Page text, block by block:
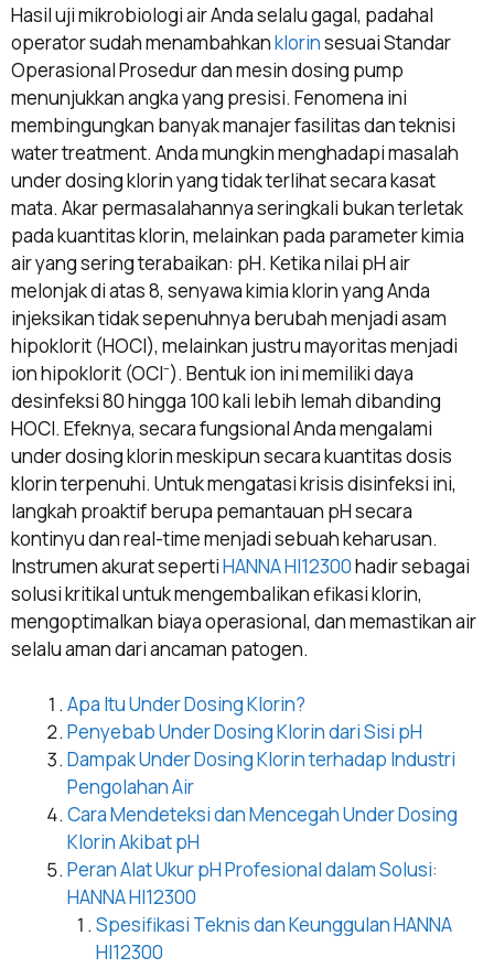
Hasil uji mikrobiologi air Anda selalu gagal, padahal
operator sudah menambahkanklorinsesuai Standar
Operasional Prosedur dan mesin dosing pump
menunjukkan angka yang presisi. Fenomena ini
membingungkan banyak manajer fasilitas dan teknisi
water treatment. Anda mungkin menghadapi masalah
under dosing klorin yang tidak terlihat secara kasat
mata. Akar permasalahannya seringkali bukan terletak
pada kuantitas klorin, melainkan pada parameter kimia
air yang sering terabaikan: pH. Ketika nilai pH air
melonjak di atas 8, senyawa kimia klorin yang Anda
injeksikan tidak sepenuhnya berubah menjadi asam
hipoklorit (HOCl), melainkan justru mayoritas menjadi
ion hipoklorit (OCl⁻). Bentuk ion ini memiliki daya
desinfeksi 80 hingga 100 kali lebih lemah dibanding
HOCl. Efeknya, secara fungsional Anda mengalami
under dosing klorin meskipun secara kuantitas dosis
klorin terpenuhi. Untuk mengatasi krisis disinfeksi ini,
langkah proaktif berupa pemantauan pH secara
kontinyu dan real-time menjadi sebuah keharusan.
Instrumen akurat sepertiHANNA HI12300hadir sebagai
solusi kritikal untuk mengembalikan efikasi klorin,
mengoptimalkan biaya operasional, dan memastikan air
selalu aman dari ancaman patogen.
Apa Itu Under Dosing Klorin?
Penyebab Under Dosing Klorin dari Sisi pH
Dampak Under Dosing Klorin terhadap Industri
Pengolahan Air
Cara Mendeteksi dan Mencegah Under Dosing
Klorin Akibat pH
Peran Alat Ukur pH Profesional dalam Solusi:
HANNA HI12300
Spesifikasi Teknis dan Keunggulan HANNA
HI12300